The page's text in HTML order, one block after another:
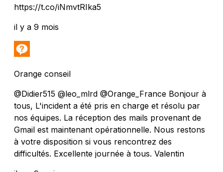
https://t.co/iNmvtRIka5
il y a 9 mois
Orange conseil
@Didier515 @leo_mlrd @Orange_France Bonjour à
tous, L'incident a été pris en charge et résolu par
nos équipes. La réception des mails provenant de
Gmail est maintenant opérationnelle. Nous restons
à votre disposition si vous rencontrez des
difficultés. Excellente journée à tous. Valentin